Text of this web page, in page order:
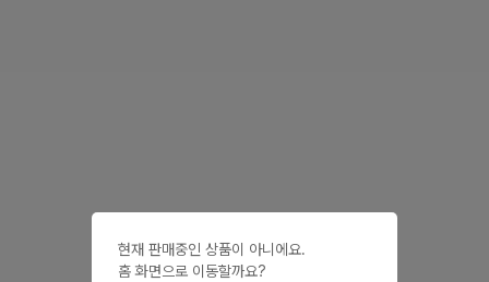
현재 판매중인 상품이 아니에요.
홈 화면으로 이동할까요?